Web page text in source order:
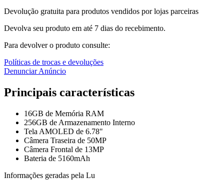
Devolução gratuita para produtos vendidos por lojas parceiras
Devolva seu produto em até 7 dias do recebimento.
Para devolver o produto consulte:
Políticas de trocas e devoluções
Denunciar Anúncio
Principais características
16GB de Memória RAM
256GB de Armazenamento Interno
Tela AMOLED de 6.78"
Câmera Traseira de 50MP
Câmera Frontal de 13MP
Bateria de 5160mAh
Informações geradas pela Lu